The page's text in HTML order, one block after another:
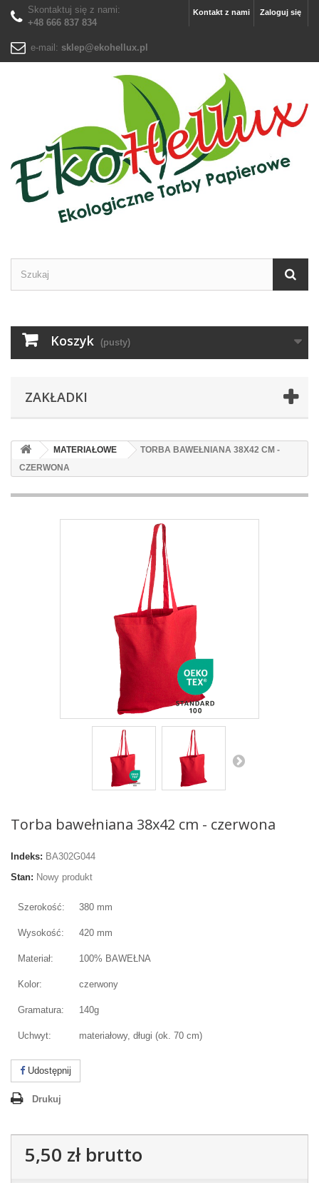
Zaloguj się
Kontakt z nami
Skontaktuj się z nami:
+48 666 837 834
e-mail: sklep@ekohellux.pl
Koszyk (pusty)
ZAKŁADKI
MATERIAŁOWE
TORBA BAWEŁNIANA 38X42 CM -
CZERWONA
Torba bawełniana 38x42 cm - czerwona
Indeks: BA302G044
Stan: Nowy produkt
Szerokość: 380 mm
Wysokość: 420 mm
Materiał: 100% BAWEŁNA
Kolor: czerwony
Gramatura: 140g
Uchwyt: materiałowy, długi (ok. 70 cm)
Udostępnij
Drukuj
5,50 złbrutto